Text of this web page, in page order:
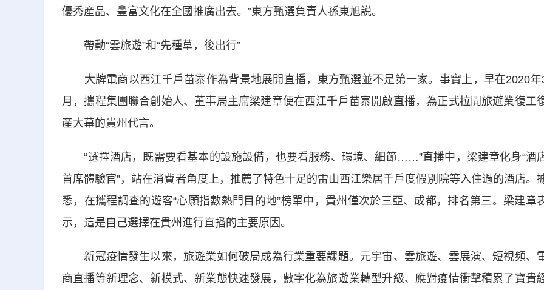
優秀産品、豐富文化在全國推廣出去。”東方甄選負責人孫東旭説。
帶動“雲旅遊”和“先種草，後出行”
大牌電商以西江千戶苗寨作為背景地展開直播，東方甄選並不是第一家。事實上，早在2020年
月，攜程集團聯合創始人、董事局主席梁建章便在西江千戶苗寨開啟直播，為正式拉開旅遊業復工
産大幕的貴州代言。
“選擇酒店，既需要看基本的設施設備，也要看服務、環境、細節……”直播中，梁建章化身“酒
首席體驗官”，站在消費者角度上，推薦了特色十足的雷山西江樂居千戶度假別院等入住過的酒店。
悉，在攜程調查的遊客“心願指數熱門目的地”榜單中，貴州僅次於三亞、成都，排名第三。梁建章
示，這是自己選擇在貴州進行直播的主要原因。
新冠疫情發生以來，旅遊業如何破局成為行業重要課題。元宇宙、雲旅遊、雲展演、短視頻、
商直播等新理念、新模式、新業態快速發展，數字化為旅遊業轉型升級、應對疫情衝擊積累了寶貴